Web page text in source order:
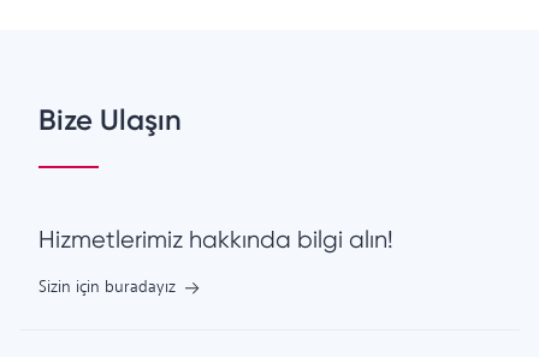
Bize Ulaşın
Hizmetlerimiz hakkında bilgi alın!
Sizin için buradayız